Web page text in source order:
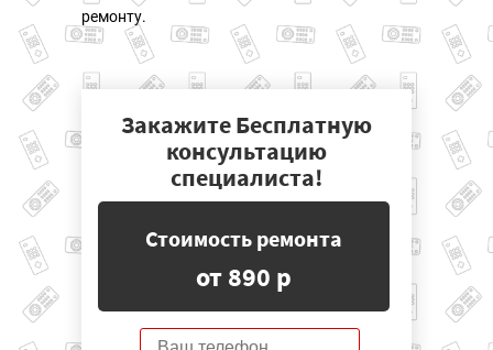
ремонту.
Закажите Бесплатную
консультацию
специалиста!
Стоимость ремонта
от 890 р